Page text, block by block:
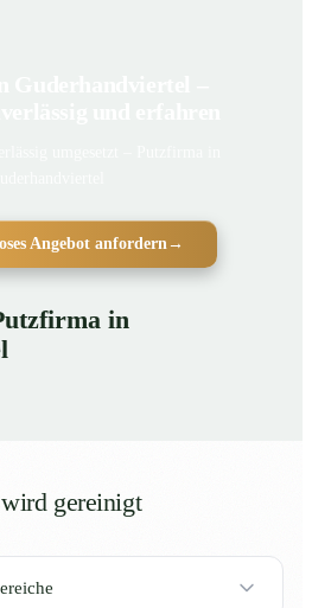
Angebot anfordern→
in
gereinigt